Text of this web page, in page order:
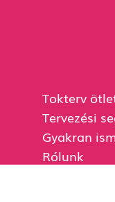
Tokterv
Tervezési
Gyakran
Rólunk